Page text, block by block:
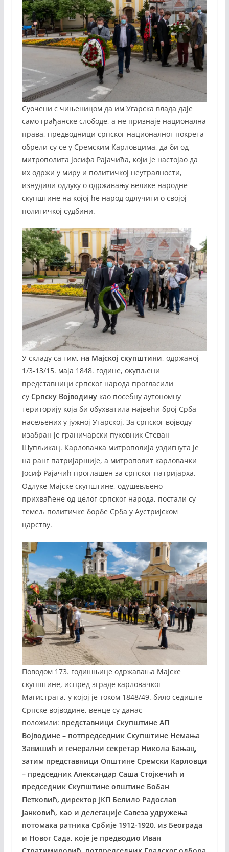
Суочени с чињеницом да им Угарска влада даје
само грађанске слободе, а не признаје национална
права, предводници српског националног покрета
обрели су се у Сремским Карловцима, да би од
митрополита Јосифа Рајачића, који је настојао да
их одржи у миру и политичкој неутралности,
изнудили одлуку о одржавању велике народне
скупштине на којој ће народ одлучити о својој
политичкој судбини.
У складу са тим, на Мајској скупштини, одржаној
1/3-13/15. маја 1848. године, окупљени
представници српског народа прогласили
су Српску Војводинукао посебну аутономну
територију која би обухватила највећи број Срба
насељених у јужној Угарској. За српског војводу
изабран је граничарски пуковник Стеван
Шупљикац. Карловачка митрополија уздигнута је
на ранг патријаршије, а митрополит карловачки
Јосиф Рајачић проглашен за српског патријарха.
Одлуке Мајске скупштине, одушевљено
прихваћене од целог српског народа, постали су
темељ политичке борбе Срба у Аустријском
царству.
Поводом 173. годишњице одржавања Мајске
скупштине, испред зграде карловачког
Магистрата, у којој је током 1848/49. било седиште
Српске војводине, венце су данас
положили: представници Скупштине АП
Војводине – потпредседник Скупштине Немања
Завишић и генерални секретар Никола Бањац,
затим представници Општине Сремски Карловци
– председник Александар Саша Стојкечић и
председник Скупштине општине Бобан
Петковић, директор ЈКП Белило Радослав
Јанковић, као и делегације Савеза удружења
потомака ратника Србије 1912-1920. из Београда
и Новог Сада, које је предводио Иван